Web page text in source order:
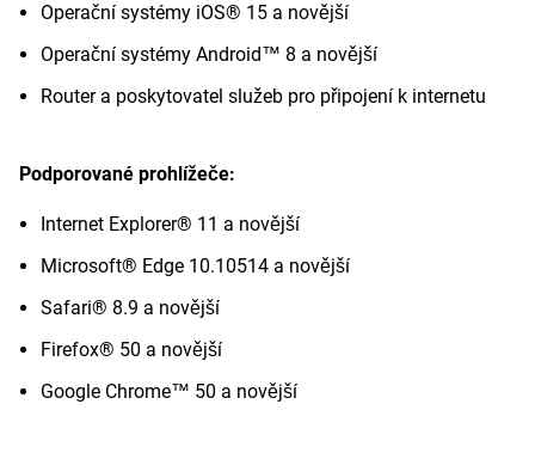
Operační systémy iOS® 15 a novější
Operační systémy Android™ 8 a novější
Router a poskytovatel služeb pro připojení k internetu
Podporované prohlížeče:
Internet Explorer® 11 a novější
Microsoft® Edge 10.10514 a novější
Safari® 8.9 a novější
Firefox® 50 a novější
Google Chrome™ 50 a novější